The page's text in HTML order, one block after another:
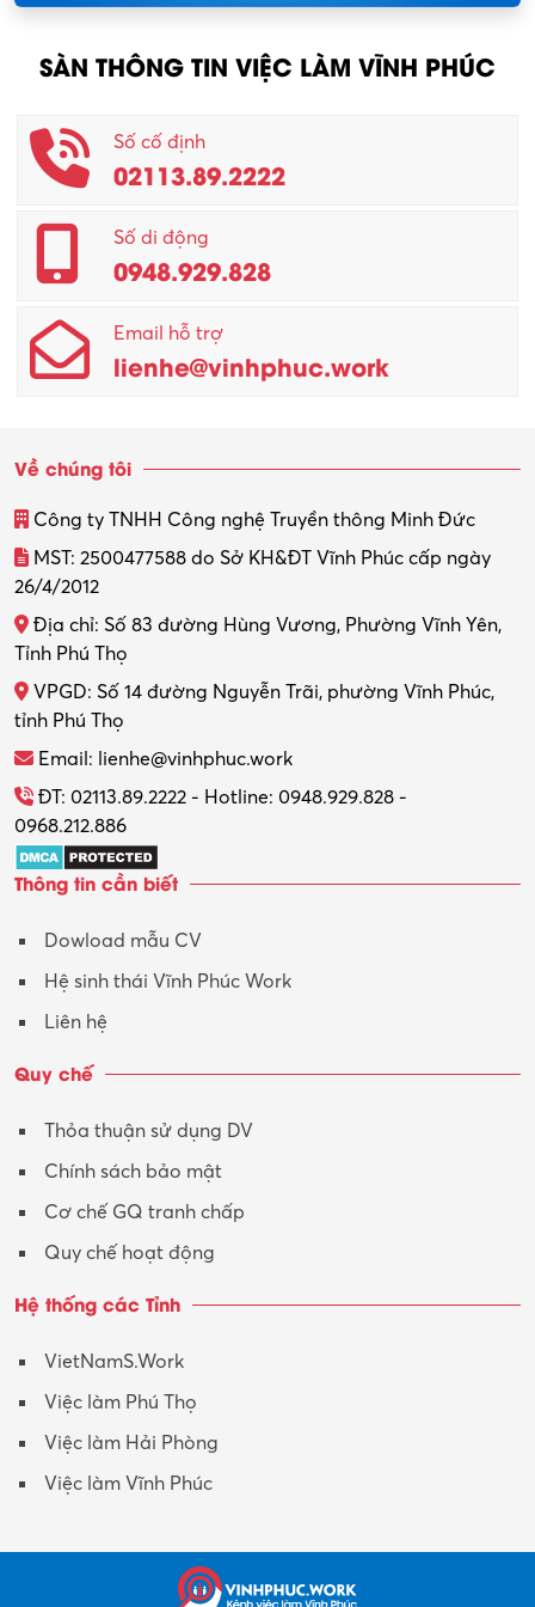
Nhân viên CSKH
Phục vụ khác
Promotion Girl (PG)
Quản lý – Giám đốc
Quản lý chất lượng – QC
Quản lý sản xuất
Quản trị kinh doanh
Thiết kế nội thất
Thợ máy – Ô tô – Xe máy
Thực tập
Tổ chức sự kiện – Quà tặng
Trợ lý
Tư vấn
Tư vấn – Kiến trúc
Y tế-Dược
SÀN THÔNG TIN VIỆC LÀM VĨNH PHÚC
Số cố định
02113.89.2222
Số di động
0948.929.828
Email hỗ trợ
lienhe@vinhphuc.work
Về chúng tôi
Công ty TNHH Công nghệ Truyền thông Minh Đức
MST: 2500477588 do Sở KH&ĐT Vĩnh Phúc cấp ngày
26/4/2012
Địa chỉ: Số 83 đường Hùng Vương, Phường Vĩnh Yên,
Tỉnh Phú Thọ
VPGD: Số 14 đường Nguyễn Trãi, phường Vĩnh Phúc,
tỉnh Phú Thọ
Email: lienhe@vinhphuc.work
ĐT: 02113.89.2222 - Hotline: 0948.929.828 -
0968.212.886
Thông tin cần biết
Dowload mẫu CV
Hệ sinh thái Vĩnh Phúc Work
Liên hệ
Quy chế
Thỏa thuận sử dụng DV
Chính sách bảo mật
Cơ chế GQ tranh chấp
Quy chế hoạt động
Hệ thống các Tỉnh
VietNamS.Work
Việc làm Phú Thọ
Việc làm Hải Phòng
Việc làm Vĩnh Phúc